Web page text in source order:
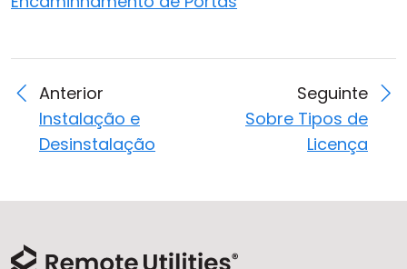
Anterior
Instalação e
Desinstalação
Seguinte
Sobre Tipos de
Licença